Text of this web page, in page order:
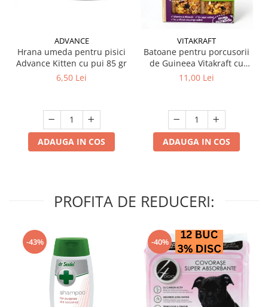
ADVANCE
Hrana umeda pentru pisici
Advance Kitten cu pui 85 gr
6,50 Lei
ADAUGA IN COS
VITAKRAFT
Batoane pentru porcusorii
de Guineea Vitakraft cu
struguri & nuci 2 buc
11,00 Lei
ADAUGA IN COS
PROFITA DE REDUCERI:
-43% -40%